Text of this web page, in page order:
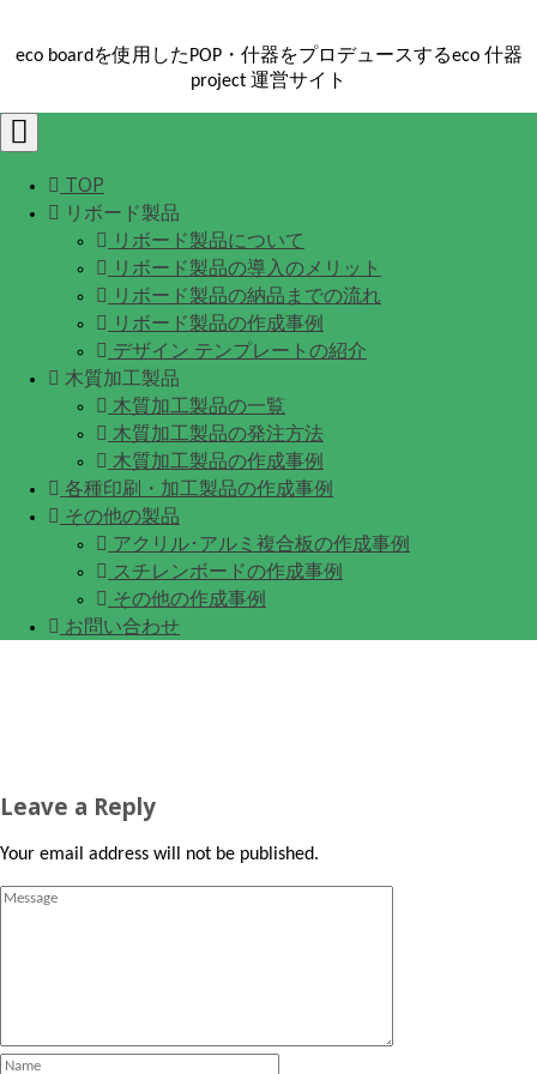
eco boardを使用したPOP・什器をプロデュースするeco 什器
project 運営サイト
Toggle
navigation
TOP
リボード製品
リボード製品について
リボード製品の導入のメリット
リボード製品の納品までの流れ
リボード製品の作成事例
デザイン テンプレートの紹介
木質加工製品
木質加工製品の一覧
木質加工製品の発注方法
木質加工製品の作成事例
各種印刷・加工製品の作成事例
その他の製品
アクリル･アルミ複合板の作成事例
スチレンボードの作成事例
その他の作成事例
お問い合わせ
Leave a Reply
Your email address will not be published.